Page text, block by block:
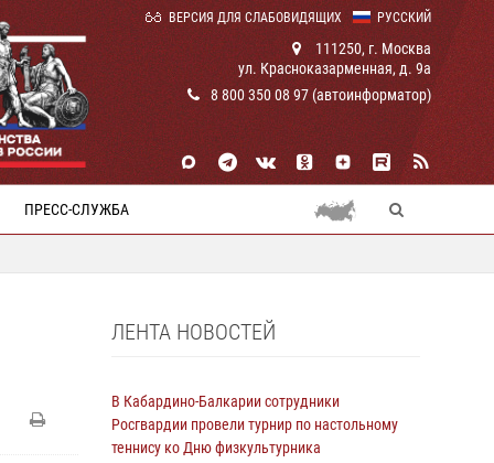
РУССКИЙ
ВЕРСИЯ ДЛЯ СЛАБОВИДЯЩИХ
111250, г. Москва
ул. Красноказарменная, д. 9а
8 800 350 08 97 (автоинформатор)
ПРЕСС-СЛУЖБА
ЛЕНТА НОВОСТЕЙ
В Кабардино-Балкарии сотрудники
Росгвардии провели турнир по настольному
теннису ко Дню физкультурника